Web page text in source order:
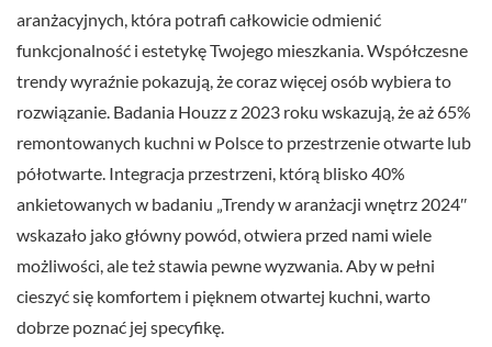
aranżacyjnych, która potrafi całkowicie odmienić
funkcjonalność i estetykę Twojego mieszkania. Współczesne
trendy wyraźnie pokazują, że coraz więcej osób wybiera to
rozwiązanie. Badania Houzz z 2023 roku wskazują, że aż 65%
remontowanych kuchni w Polsce to przestrzenie otwarte lub
półotwarte. Integracja przestrzeni, którą blisko 40%
ankietowanych w badaniu „Trendy w aranżacji wnętrz 2024″
wskazało jako główny powód, otwiera przed nami wiele
możliwości, ale też stawia pewne wyzwania. Aby w pełni
cieszyć się komfortem i pięknem otwartej kuchni, warto
dobrze poznać jej specyfikę.